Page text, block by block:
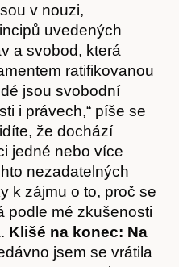
v nouzi,
uvedených
a svobod, která
ratifikovanou
jsou svobodní
i právech,“ píše se
že dochází
jedné nebo více
nezadatelných
k zájmu o to, proč se
podle mé zkušenosti
Klišé na konec: Na
jsem se vrátila